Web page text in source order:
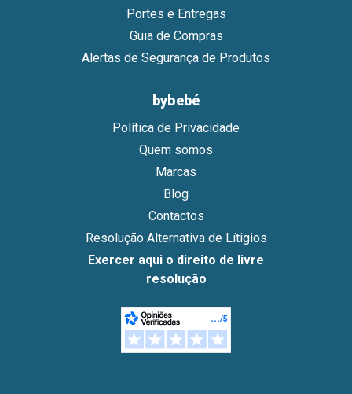
Portes e Entregas
Guia de Compras
Alertas de Segurança de Produtos
bybebé
Política de Privacidade
Quem somos
Marcas
Blog
Contactos
Resolução Alternativa de Lítigios
Exercer aqui o direito de livre
resolução